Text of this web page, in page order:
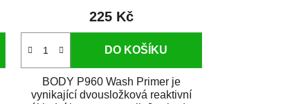
225 Kč
DO KOŠÍKU
BODY P960 Wash Primer je
vynikající dvousložková reaktivní